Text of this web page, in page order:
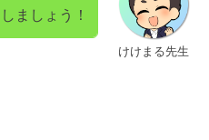
けけまる先生
ましょう！